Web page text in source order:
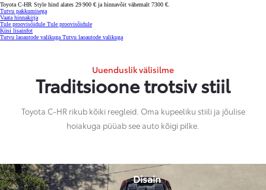
Toyota C-HR Style hind alates 29 900 € ja hinnavõit vähemalt 7300 €.
Tutvu pakkumisega
Vaata hinnakirja(Avaneb uues aknas)
Tule proovisõidule Tule proovisõidule
Küsi lisainfot
Tutvu laoautode valikuga Tutvu laoautode valikuga(Avaneb uues aknas)
Uuenduslik välisilme
Traditsioone trotsiv stiil
Toyota C-HR rikub kõiki reegleid. Oma kupeeliku stiili ja jõulise
hoiakuga püüab see auto kõigi pilke.
Disain